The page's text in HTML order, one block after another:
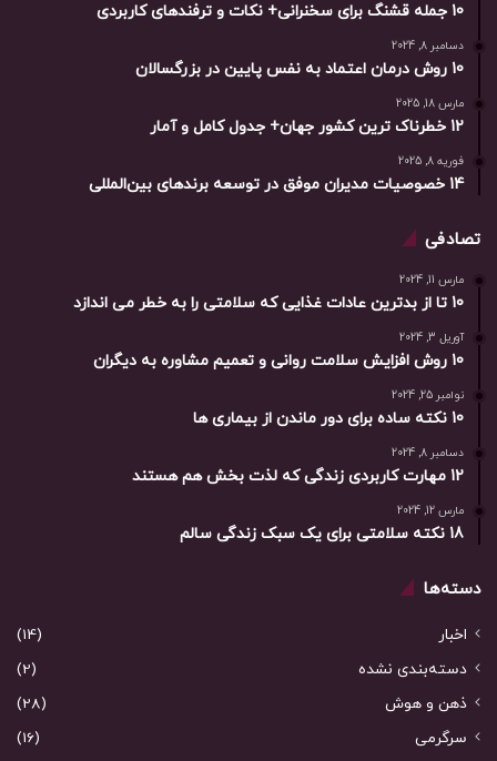
10 جمله قشنگ برای سخنرانی+ نکات و ترفندهای کاربردی
دسامبر 8, 2024
10 روش درمان اعتماد به نفس پایین در بزرگسالان
مارس 18, 2025
12 خطرناک ترین کشور جهان+ جدول کامل و آمار
فوریه 8, 2025
14 خصوصیات مدیران موفق در توسعه برندهای بین‌المللی
تصادفی
مارس 11, 2024
10 تا از بدترین عادات غذایی که سلامتی را به خطر می اندازد
آوریل 3, 2024
10 روش افزایش سلامت روانی و تعمیم مشاوره به دیگران
نوامبر 25, 2024
10 نکته ساده برای دور ماندن از بیماری ها
دسامبر 8, 2024
12 مهارت کاربردی زندگی که لذت بخش هم هستند
مارس 12, 2024
18 نکته سلامتی برای یک سبک زندگی سالم
دسته‌ها
اخبار
(14)
دسته‌بندی نشده
(2)
ذهن و هوش
(28)
سرگرمی
(16)